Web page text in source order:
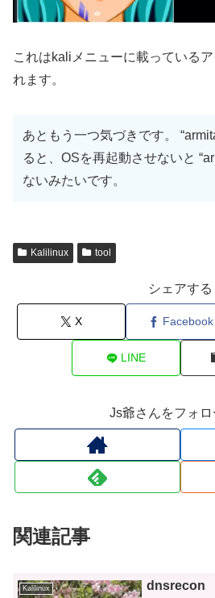
これはkaliメニューに載っている
れます。
あともう一つ気づきです。
ると、OSを再起動させないと
ないみたいです。
Kalilinux tool
シェアする
X Facebook
LINE
Js爺さんをフォロ
関連記事
Kalilinux dnsrecon